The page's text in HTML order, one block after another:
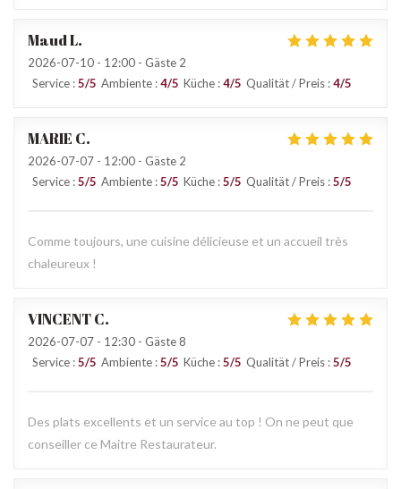
MaudL
2026-07-10 - 12:00 - Gäste 2
Service :5/5 Ambiente :4/5 Küche :4/5 Qualität / Preis :4/5
MARIE C
2026-07-07 - 12:00 - Gäste 2
Service :5/5 Ambiente :5/5 Küche :5/5 Qualität / Preis :5/5
Comme toujours, une cuisine délicieuse et un accueil très
chaleureux !
VINCENTC
2026-07-07 - 12:30 - Gäste 8
Service :5/5 Ambiente :5/5 Küche :5/5 Qualität / Preis :5/5
Des plats excellents et un service au top ! On ne peut que
conseiller ce Maitre Restaurateur.